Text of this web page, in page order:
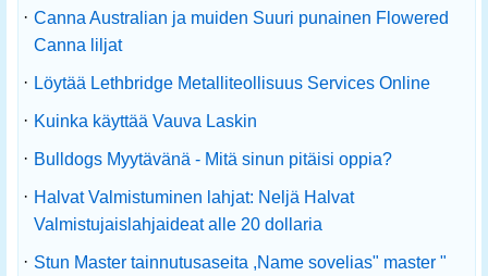
· Canna Australian ja muiden Suuri punainen Flowered
Canna liljat
· Löytää Lethbridge Metalliteollisuus Services Online
· Kuinka käyttää Vauva Laskin
· Bulldogs Myytävänä - Mitä sinun pitäisi oppia?
· Halvat Valmistuminen lahjat: Neljä Halvat
Valmistujaislahjaideat alle 20 dollaria
· Stun Master tainnutusaseita ,Name sovelias" master "